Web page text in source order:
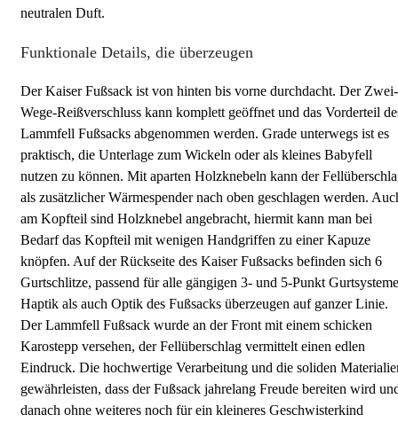
neutralen Duft.
Funktionale Details, die überzeugen
Der Kaiser Fußsack ist von hinten bis vorne durchdacht. Der Zwei-
Wege-Reißverschluss kann komplett geöffnet und das Vorderteil
Lammfell Fußsacks abgenommen werden. Grade unterwegs ist es
praktisch, die Unterlage zum Wickeln oder als kleines Babyfell
nutzen zu können. Mit aparten Holzknebeln kann der
als zusätzlicher Wärmespender nach oben geschlagen werden.
am Kopfteil sind Holzknebel angebracht, hiermit kann man bei
Bedarf das Kopfteil mit wenigen Handgriffen zu einer Kapuze
knöpfen. Auf der Rückseite des Kaiser Fußsacks befinden sich 6
Gurtschlitze, passend für alle gängigen 3- und 5-Punkt
Haptik als auch Optik des Fußsacks überzeugen auf ganzer Linie.
Der Lammfell Fußsack wurde an der Front mit einem schicken
Karostepp versehen, der Fellüberschlag vermittelt einen edlen
Eindruck. Die hochwertige Verarbeitung und die soliden
gewährleisten, dass der Fußsack jahrelang Freude bereiten wird
danach ohne weiteres noch für ein kleineres Geschwisterkind